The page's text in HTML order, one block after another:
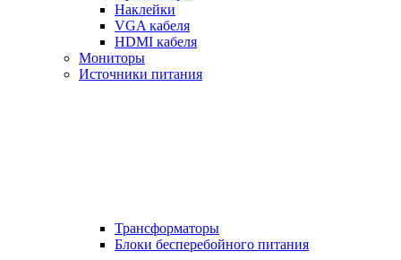
Наклейки
VGA кабеля
HDMI кабеля
Мониторы
Источники питания
Трансформаторы
Блоки бесперебойного питания